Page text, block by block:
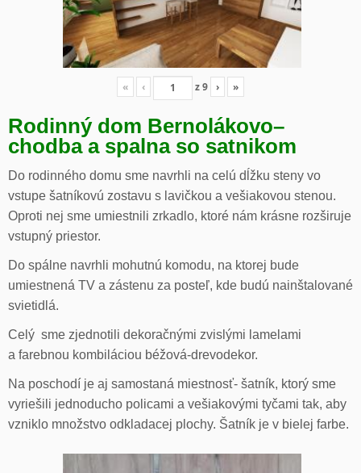
« ‹ z9 › »
Rodinný dom Bernolákovo–
chodba a spalna so satnikom
Do rodinného domu sme navrhli na celú dĺžku steny vo
vstupe šatníkovú zostavu s lavičkou a vešiakovou stenou.
Oproti nej sme umiestnili zrkadlo, ktoré nám krásne rozširuje
vstupný priestor.
Do spálne navrhli mohutnú komodu, na ktorej bude
umiestnená TV a zástenu za posteľ, kde budú nainštalované
svietidlá.
Celý sme zjednotili dekoračnými zvislými lamelami
a farebnou kombiláciou béžová-drevodekor.
Na poschodí je aj samostaná miestnosť- šatník, ktorý sme
vyriešili jednoducho policami a vešiakovými tyčami tak, aby
vzniklo množstvo odkladacej plochy. Šatník je v bielej farbe.